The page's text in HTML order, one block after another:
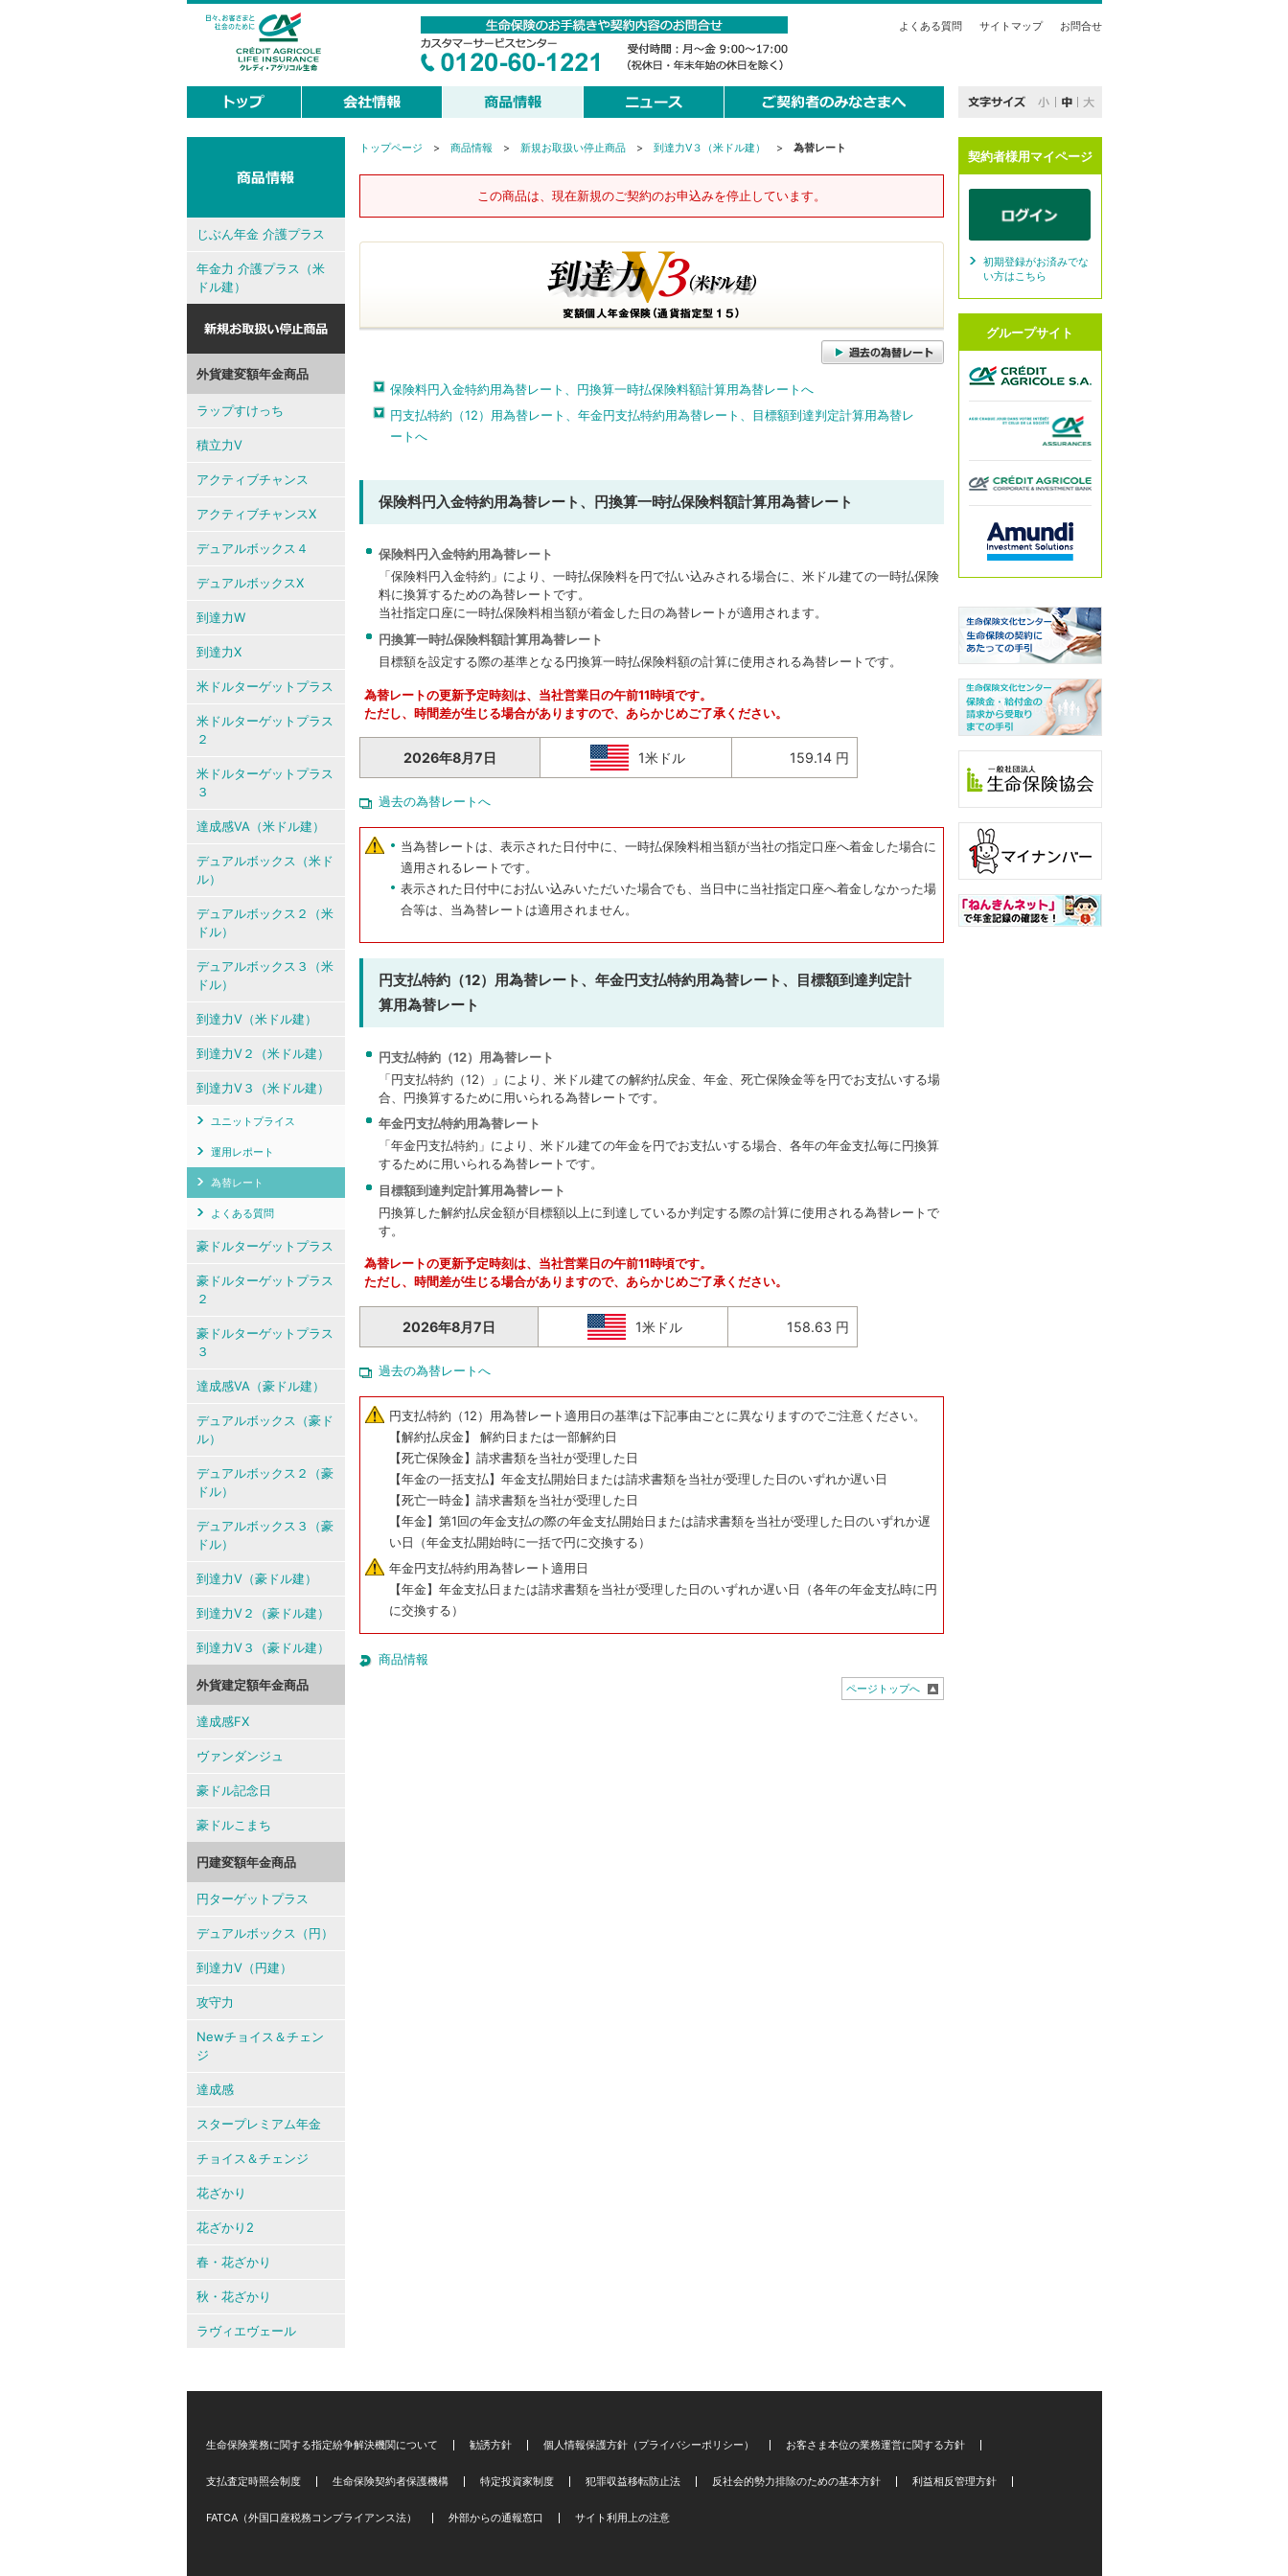
よくある質問 サイトマップ お問合せ
現
トップページ > 商品情報 > 新規お取扱い停止商品> 到達力V３（米ドル建） > 為替レート
この商品は、現在新規のご契約のお申込みを停止しています。
保険料円入金特約用為替レート、円換算一時払保険料額計算用為替レートへ
円支払特約（12）用為替レート、年金円支払特約用為替レート、目標額到達判定計算用為替レ
ートへ
保険料円入金特約用為替レート、円換算一時払保険料額計算用為替レート
保険料円入金特約用為替レート
「保険料円入金特約」により、一時払保険料を円で払い込みされる場合に、米ドル建ての一時払保険
料に換算するための為替レートです。
当社指定口座に一時払保険料相当額が着金した日の為替レートが適用されます。
円換算一時払保険料額計算用為替レート
目標額を設定する際の基準となる円換算一時払保険料額の計算に使用される為替レートです。
為替レートの更新予定時刻は、当社営業日の午前11時頃です。
ただし、時間差が生じる場合がありますので、あらかじめご了承ください。
2026年8月7日 1米ドル 159.14 円
過去の為替レートへ
当為替レートは、表示された日付中に、一時払保険料相当額が当社の指定口座へ着金した場合に
適用されるレートです。
表示された日付中にお払い込みいただいた場合でも、当日中に当社指定口座へ着金しなかった場
合等は、当為替レートは適用されません。
円支払特約（12）用為替レート、年金円支払特約用為替レート、目標額到達判定計
算用為替レート
円支払特約（12）用為替レート
「円支払特約（12）」により、米ドル建ての解約払戻金、年金、死亡保険金等を円でお支払いする場
合、円換算するために用いられる為替レートです。
年金円支払特約用為替レート
「年金円支払特約」により、米ドル建ての年金を円でお支払いする場合、各年の年金支払毎に円換算
するために用いられる為替レートです。
目標額到達判定計算用為替レート
円換算した解約払戻金額が目標額以上に到達しているか判定する際の計算に使用される為替レートで
す。
為替レートの更新予定時刻は、当社営業日の午前11時頃です。
ただし、時間差が生じる場合がありますので、あらかじめご了承ください。
2026年8月7日 1米ドル 158.63 円
過去の為替レートへ
円支払特約（12）用為替レート適用日の基準は下記事由ごとに異なりますのでご注意ください。
【解約払戻金】 解約日または一部解約日
【死亡保険金】請求書類を当社が受理した日
【年金の一括支払】年金支払開始日または請求書類を当社が受理した日のいずれか遅い日
【死亡一時金】請求書類を当社が受理した日
【年金】第1回の年金支払の際の年金支払開始日または請求書類を当社が受理した日のいずれか遅
い日（年金支払開始時に一括で円に交換する）
年金円支払特約用為替レート適用日
【年金】年金支払日または請求書類を当社が受理した日のいずれか遅い日（各年の年金支払時に円
に交換する）
商品情報
ページトップへ
じぶん年金 介護プラス
年金力 介護プラス（米
ドル建）
外貨建変額年金商品
ラップすけっち
積立力V
アクティブチャンス
アクティブチャンスX
デュアルボックス４
デュアルボックスX
到達力W
到達力X
米ドルターゲットプラス
米ドルターゲットプラス
２
米ドルターゲットプラス
３
達成感VA（米ドル建）
デュアルボックス（米ド
ル）
デュアルボックス２（米
ドル）
デュアルボックス３（米
ドル）
到達力V（米ドル建）
到達力V２（米ドル建）
到達力V３（米ドル建）
ユニットプライス
運用レポート
為替レート
よくある質問
豪ドルターゲットプラス
豪ドルターゲットプラス
２
豪ドルターゲットプラス
３
達成感VA（豪ドル建）
デュアルボックス（豪ド
ル）
デュアルボックス２（豪
ドル）
デュアルボックス３（豪
ドル）
到達力V（豪ドル建）
到達力V２（豪ドル建）
到達力V３（豪ドル建）
外貨建定額年金商品
達成感FX
ヴァンダンジュ
豪ドル記念日
豪ドルこまち
円建変額年金商品
円ターゲットプラス
デュアルボックス（円）
到達力V（円建）
攻守力
Newチョイス＆チェン
ジ
達成感
スタープレミアム年金
チョイス＆チェンジ
花ざかり
花ざかり2
春・花ざかり
秋・花ざかり
ラヴィエヴェール
契約者様用マイページ
初期登録がお済みでな
い方はこちら
グループサイト
生命保険業務に関する指定紛争解決機関について 勧誘方針 個人情報保護方針（プライバシーポリシー） お客さま本位の業務運営に関する方針
支払査定時照会制度 生命保険契約者保護機構 特定投資家制度 犯罪収益移転防止法 反社会的勢力排除のための基本方針 利益相反管理方針
FATCA（外国口座税務コンプライアンス法） 外部からの通報窓口 サイト利用上の注意